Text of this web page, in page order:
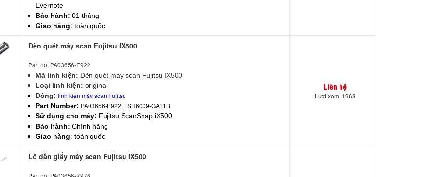
Evernote
Bảo hành: 01 tháng
Giao hàng:toàn quốc
Đèn quét máy scan Fujitsu IX500
Part no: PA03656-E922
Mã linh kiện:Đèn quét máy scan Fujitsu IX500
Loại linh kiện: original
Dòng:linh kiện máy scan Fujitsu
Part Number: PA03656-E922, LSH6009-GA11B
Sử dụng cho máy: Fujitsu ScanSnap iX500
Bảo hành: Chính hãng
Giao hàng:toàn quốc
Liên hệ
Lượt xem: 1963
Lô dẫn giấy máy scan Fujitsu IX500